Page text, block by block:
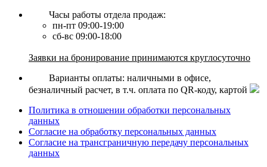
Часы работы отдела продаж:
пн-пт 09:00-19:00
сб-вс 09:00-18:00
Заявки на бронирование принимаются круглосуточно
Варианты оплаты: наличными в офисе,
безналичный расчет, в т.ч. оплата по QR-коду, картой
Политика в отношении обработки персональных
данных
Согласие на обработку персональных данных
Согласие на трансграничную передачу персональных
данных